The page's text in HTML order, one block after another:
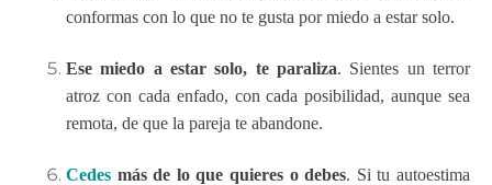
conformas con lo que no te gusta por miedo a estar solo.
Ese miedo a estar solo, te paraliza. Sientes un terror
atroz con cada enfado, con cada posibilidad, aunque sea
remota, de que la pareja te abandone.
Cedes más de lo que quieres o debes. Si tu autoestima